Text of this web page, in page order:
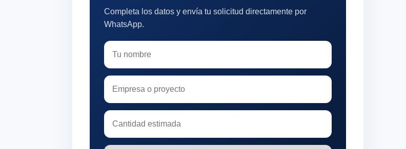
Completa los datos y envía tu solicitud directamente por
WhatsApp.